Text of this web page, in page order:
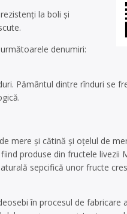
la boli și
denumiri:
Pământul dintre rînduri se
mere și cătină și oțelul de
produse din fructele livezii
sepcifică unor fructe
în procesul de fabricare